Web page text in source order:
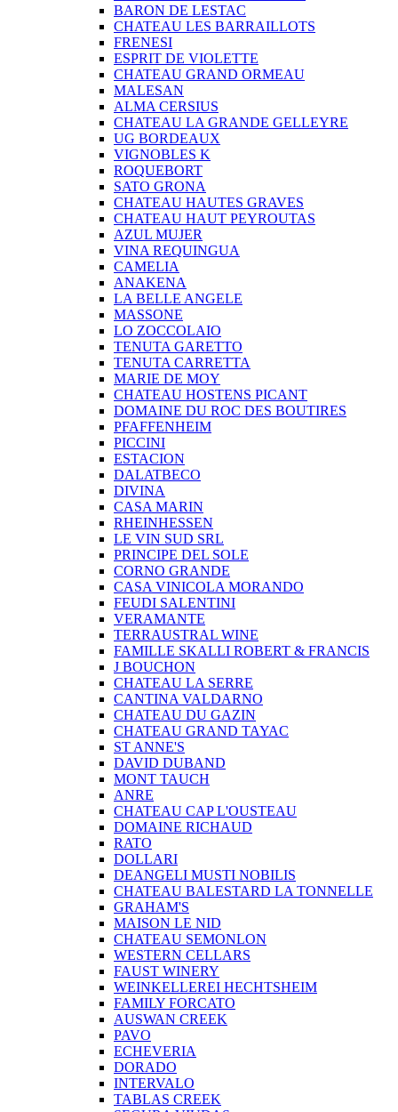
BARON DE LESTAC
CHATEAU LES BARRAILLOTS
FRENESI
ESPRIT DE VIOLETTE
CHATEAU GRAND ORMEAU
MALESAN
ALMA CERSIUS
CHATEAU LA GRANDE GELLEYRE
UG BORDEAUX
VIGNOBLES K
ROQUEBORT
SATO GRONA
CHATEAU HAUTES GRAVES
CHATEAU HAUT PEYROUTAS
AZUL MUJER
VINA REQUINGUA
CAMELIA
ANAKENA
LA BELLE ANGELE
MASSONE
LO ZOCCOLAIO
TENUTA GARETTO
TENUTA CARRETTA
MARIE DE MOY
CHATEAU HOSTENS PICANT
DOMAINE DU ROC DES BOUTIRES
PFAFFENHEIM
PICCINI
ESTACION
DALATBECO
DIVINA
CASA MARIN
RHEINHESSEN
LE VIN SUD SRL
PRINCIPE DEL SOLE
CORNO GRANDE
CASA VINICOLA MORANDO
FEUDI SALENTINI
VERAMANTE
TERRAUSTRAL WINE
FAMILLE SKALLI ROBERT & FRANCIS
J BOUCHON
CHATEAU LA SERRE
CANTINA VALDARNO
CHATEAU DU GAZIN
CHATEAU GRAND TAYAC
ST ANNE'S
DAVID DUBAND
MONT TAUCH
ANRE
CHATEAU CAP L'OUSTEAU
DOMAINE RICHAUD
RATO
DOLLARI
DEANGELI MUSTI NOBILIS
CHATEAU BALESTARD LA TONNELLE
GRAHAM'S
MAISON LE NID
CHATEAU SEMONLON
WESTERN CELLARS
FAUST WINERY
WEINKELLEREI HECHTSHEIM
FAMILY FORCATO
AUSWAN CREEK
PAVO
ECHEVERIA
DORADO
INTERVALO
TABLAS CREEK